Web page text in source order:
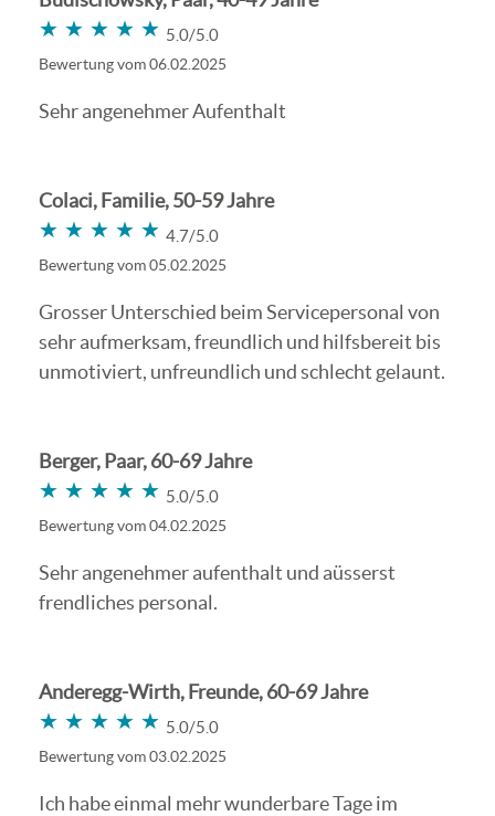
★★★★★
★★★★★ 5.0/5.0
Bewertung vom 06.02.2025
Sehr angenehmer Aufenthalt
Colaci, Familie, 50-59 Jahre
★★★★★
★★★★★ 4.7/5.0
Bewertung vom 05.02.2025
Grosser Unterschied beim Servicepersonal von
sehr aufmerksam, freundlich und hilfsbereit bis
unmotiviert, unfreundlich und schlecht gelaunt.
Berger, Paar, 60-69 Jahre
★★★★★
★★★★★ 5.0/5.0
Bewertung vom 04.02.2025
Sehr angenehmer aufenthalt und aüsserst
frendliches personal.
Anderegg-Wirth, Freunde, 60-69 Jahre
★★★★★
★★★★★ 5.0/5.0
Bewertung vom 03.02.2025
Ich habe einmal mehr wunderbare Tage im